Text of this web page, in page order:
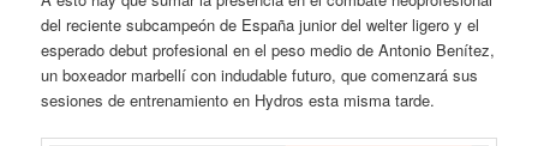
del reciente subcampeón de España junior del welter ligero y el
esperado debut profesional en el peso medio de Antonio Benítez,
un boxeador marbellí con indudable futuro, que comenzará sus
sesiones de entrenamiento en Hydros esta misma tarde.